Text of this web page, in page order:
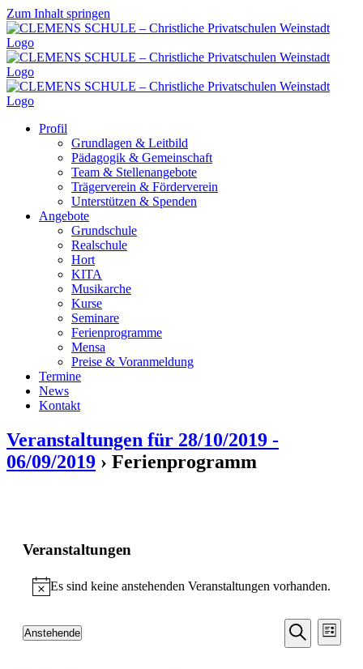
Zum Inhalt springen
Profil
Grundlagen & Leitbild
Pädagogik & Gemeinschaft
Team & Stellenangebote
Trägerverein & Förderverein
Unterstützen & Spenden
Angebote
Grundschule
Realschule
Hort
KITA
Musikarche
Kurse
Seminare
Ferienprogramme
Mensa
Preise & Voranmeldung
Termine
News
Kontakt
Veranstaltungen für 28/10/2019 -
06/09/2019 › Ferienprogramm
Veranstaltungen
Hinweis
Es sind keine anstehenden Veranstaltungen vorhanden.
Suche
Suche
Liste
Anstehende